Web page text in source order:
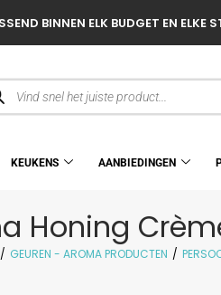
BINNEN ELK BUDGET EN ELKE
KEUKENS AANBIEDINGEN
Honing
/ GEUREN - AROMA PRODUCTEN /